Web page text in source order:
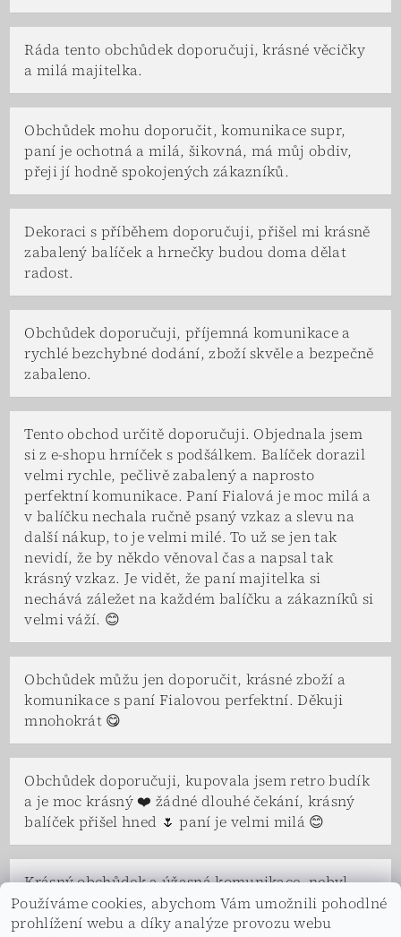
Ráda tento obchůdek doporučuji, krásné věcičky
a milá majitelka.
Obchůdek mohu doporučit, komunikace supr,
paní je ochotná a milá, šikovná, má můj obdiv,
přeji jí hodně spokojených zákazníků.
Dekoraci s příběhem doporučuji, přišel mi krásně
zabalený balíček a hrnečky budou doma dělat
radost.
Obchůdek doporučuji, příjemná komunikace a
rychlé bezchybné dodání, zboží skvěle a bezpečně
zabaleno.
Tento obchod určitě doporučuji. Objednala jsem
si z e-shopu hrníček s podšálkem. Balíček dorazil
velmi rychle, pečlivě zabalený a naprosto
perfektní komunikace. Paní Fialová je moc milá a
v balíčku nechala ručně psaný vzkaz a slevu na
další nákup, to je velmi milé. To už se jen tak
nevidí, že by někdo věnoval čas a napsal tak
krásný vzkaz. Je vidět, že paní majitelka si
nechává záležet na každém balíčku a zákazníků si
velmi váží. 😊
Obchůdek můžu jen doporučit, krásné zboží a
komunikace s paní Fialovou perfektní. Děkuji
mnohokrát 😋
Obchůdek doporučuji, kupovala jsem retro budík
a je moc krásný ❤️ žádné dlouhé čekání, krásný
balíček přišel hned 🌷 paní je velmi milá 😊
Krásný obchůdek a úžasná komunikace, nebyl
problém se na čemkoliv domluvit. Paní Fialová a
celá její rodina je velice vstřícná a ochotná, ve
Používáme cookies, abychom Vám umožnili pohodlné
prohlížení webu a díky analýze provozu webu